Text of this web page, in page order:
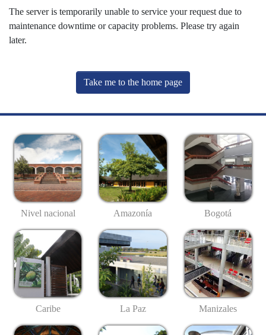
The server is temporarily unable to service your request due to
maintenance downtime or capacity problems. Please try again
later.
Take me to the home page
Nivel nacional Amazonía Bogotá
Caribe La Paz Manizales